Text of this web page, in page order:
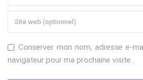
Conserver mon nom, adresse e-
navigateur pour ma prochaine visite.